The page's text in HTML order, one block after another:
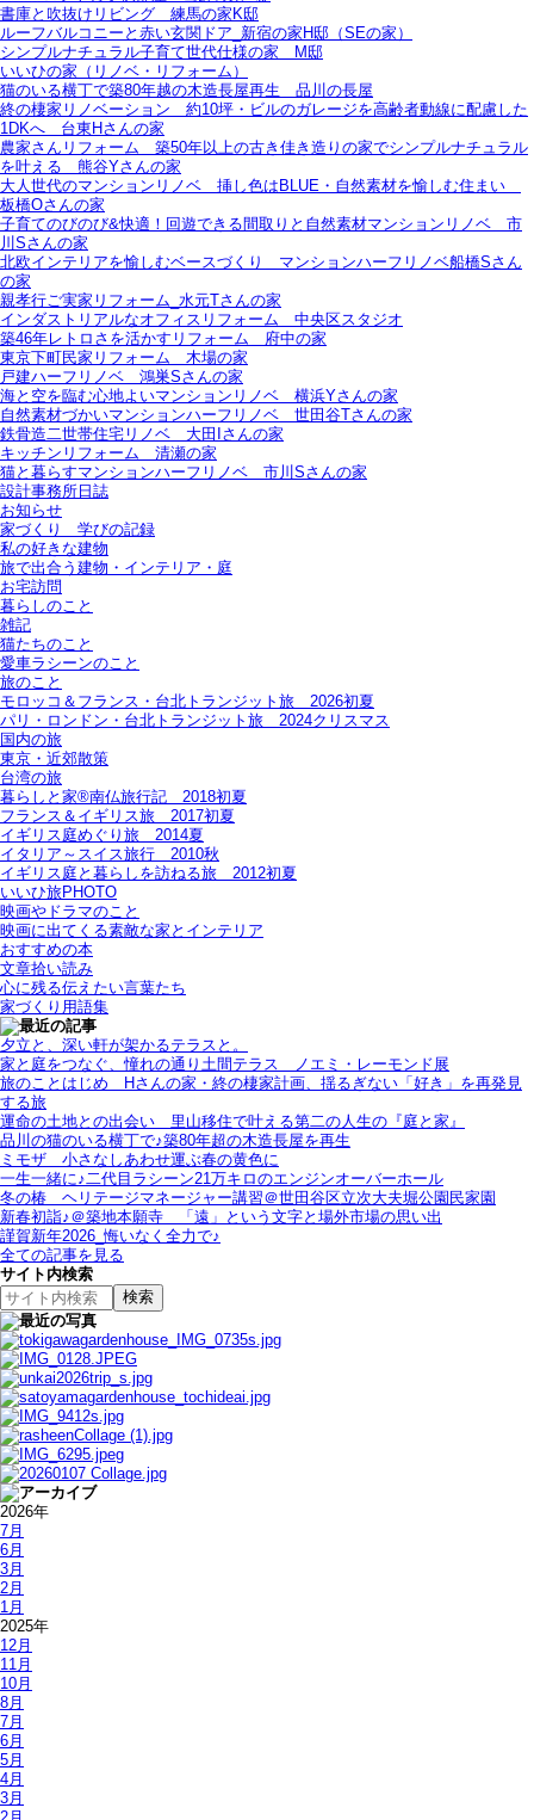
書庫と吹抜けリビング 練馬の家K邸
ルーフバルコニーと赤い玄関ドア_新宿の家H邸（SEの家）
シンプルナチュラル子育て世代仕様の家 M邸
いいひの家（リノベ・リフォーム）
猫のいる横丁で築80年越の木造長屋再生＿品川の長屋
終の棲家リノベーション＿約10坪・ビルのガレージを高齢者動線に配慮した
1DKへ＿台東Hさんの家
農家さんリフォーム＿築50年以上の古き佳き造りの家でシンプルナチュラル
を叶える＿熊谷Yさんの家
大人世代のマンションリノベ＿挿し色はBLUE・自然素材を愉しむ住まい＿
板橋Oさんの家
子育てのびのび&快適！回遊できる間取りと自然素材マンションリノベ＿市
川Sさんの家
北欧インテリアを愉しむベースづくり＿マンションハーフリノベ船橋Sさん
の家
親孝行ご実家リフォーム_水元Tさんの家
インダストリアルなオフィスリフォーム＿中央区スタジオ
築46年レトロさを活かすリフォーム＿府中の家
東京下町民家リフォーム＿木場の家
戸建ハーフリノベ＿鴻巣Sさんの家
海と空を臨む心地よいマンションリノベ＿横浜Yさんの家
自然素材づかいマンションハーフリノベ＿世田谷Tさんの家
鉄骨造二世帯住宅リノベ＿大田Iさんの家
キッチンリフォーム＿清瀬の家
猫と暮らすマンションハーフリノベ＿市川Sさんの家
設計事務所日誌
お知らせ
家づくり 学びの記録
私の好きな建物
旅で出合う建物・インテリア・庭
お宅訪問
暮らしのこと
雑記
猫たちのこと
愛車ラシーンのこと
旅のこと
モロッコ＆フランス・台北トランジット旅＿2026初夏
パリ・ロンドン・台北トランジット旅＿2024クリスマス
国内の旅
東京・近郊散策
台湾の旅
暮らしと家®南仏旅行記＿2018初夏
フランス＆イギリス旅＿2017初夏
イギリス庭めぐり旅＿2014夏
イタリア～スイス旅行 2010秋
イギリス庭と暮らしを訪ねる旅＿2012初夏
いいひ旅PHOTO
映画やドラマのこと
映画に出てくる素敵な家とインテリア
おすすめの本
文章拾い読み
心に残る伝えたい言葉たち
家づくり用語集
夕立と、深い軒が架かるテラスと。
家と庭をつなぐ、憧れの通り土間テラス＿ノエミ・レーモンド展
旅のことはじめ＿Hさんの家・終の棲家計画、揺るぎない「好き」を再発見
する旅
運命の土地との出会い＿里山移住で叶える第二の人生の『庭と家』
品川の猫のいる横丁で♪築80年超の木造長屋を再生
ミモザ＿小さなしあわせ運ぶ春の黄色に
一生一緒に♪二代目ラシーン21万キロのエンジンオーバーホール
冬の椿＿ヘリテージマネージャー講習＠世田谷区立次大夫堀公園民家園
新春初詣♪＠築地本願寺＿「遠」という文字と場外市場の思い出
謹賀新年2026_悔いなく全力で♪
全ての記事を見る
サイト内検索
2026年
7月
6月
3月
2月
1月
2025年
12月
11月
10月
8月
7月
6月
5月
4月
3月